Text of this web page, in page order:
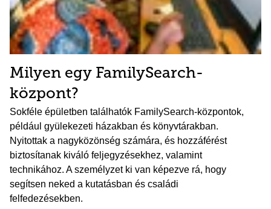
Milyen egy FamilySearch-
központ?
Sokféle épületben találhatók FamilySearch-központok,
például gyülekezeti házakban és könyvtárakban.
Nyitottak a nagyközönség számára, és hozzáférést
biztosítanak kiváló feljegyzésekhez, valamint
technikához. A személyzet ki van képezve rá, hogy
segítsen neked a kutatásban és családi
felfedezésekben.